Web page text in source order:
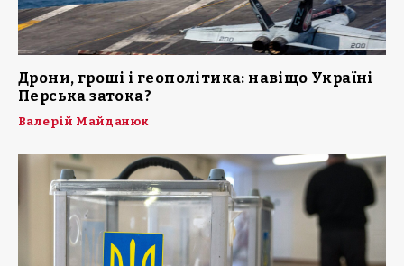
Дрони, гроші і геополітика: навіщо Україні
Перська затока?
Валерій Майданюк